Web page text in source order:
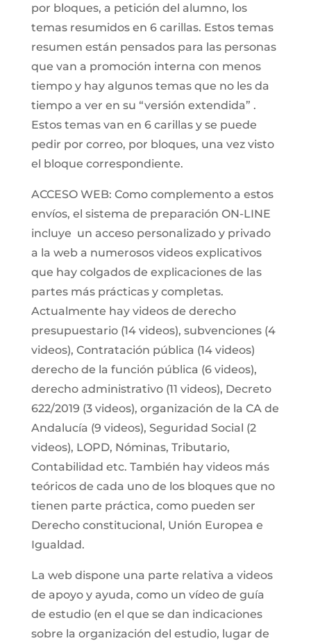
por bloques, a petición del alumno, los
temas resumidos en 6 carillas. Estos temas
resumen están pensados para las personas
que van a promoción interna con menos
tiempo y hay algunos temas que no les da
tiempo a ver en su “versión extendida” .
Estos temas van en 6 carillas y se puede
pedir por correo, por bloques, una vez visto
el bloque correspondiente.
ACCESO WEB: Como complemento a estos
envíos, el sistema de preparación ON-LINE
incluye un acceso personalizado y privado
a la web a numerosos videos explicativos
que hay colgados de explicaciones de las
partes más prácticas y completas.
Actualmente hay videos de derecho
presupuestario (14 videos), subvenciones (4
videos), Contratación pública (14 videos)
derecho de la función pública (6 videos),
derecho administrativo (11 videos), Decreto
622/2019 (3 videos), organización de la CA de
Andalucía (9 videos), Seguridad Social (2
videos), LOPD, Nóminas, Tributario,
Contabilidad etc. También hay videos más
teóricos de cada uno de los bloques que no
tienen parte práctica, como pueden ser
Derecho constitucional, Unión Europea e
Igualdad.
La web dispone una parte relativa a videos
de apoyo y ayuda, como un vídeo de guía
de estudio (en el que se dan indicaciones
sobre la organización del estudio, lugar de